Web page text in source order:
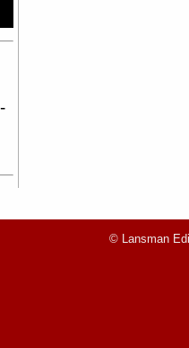
© Lansman